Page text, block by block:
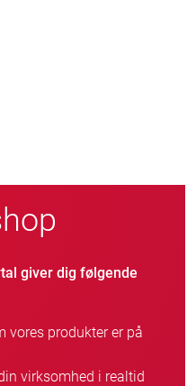
giver dig følgende
vores produkter er på
virksomhed i realtid